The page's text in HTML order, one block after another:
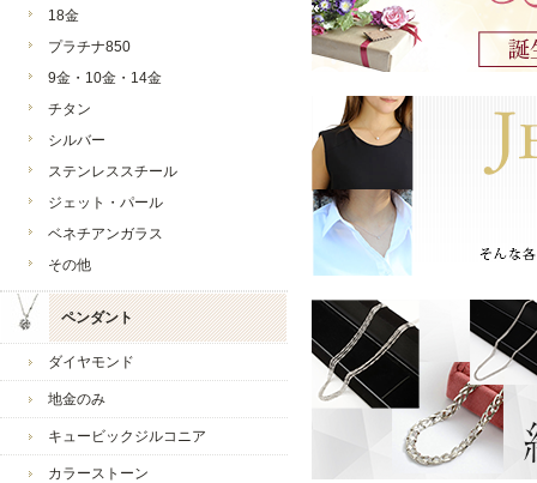
新商品も多数ご用意してお
ヒロ様のまたのご利用スタ
今後とも宜しくお願い致し
ジュエリーウォーク心斎橋
お店からのコメント
18金
プラチナ850
9金・10金・14金
チタン
シルバー
ステンレススチール
ジェット・パール
ベネチアンガラス
その他
ペンダント
ダイヤモンド
地金のみ
キュービックジルコニア
カラーストーン